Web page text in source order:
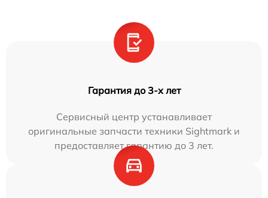
Гарантия до 3-х лет
Сервисный центр устанавливает
оригинальные запчасти техники Sightmark и
предоставляет гарантию до 3 лет.